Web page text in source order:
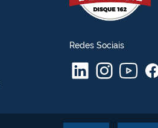
Redes Sociais